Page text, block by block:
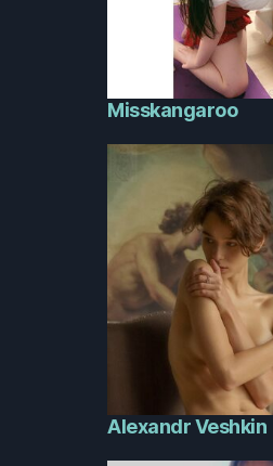
Misskangaroo
Alexandr Veshkin